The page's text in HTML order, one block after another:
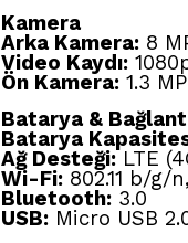
Kamera
Arka Kamera: 8
Video Kaydı:
Ön Kamera: 1.3 MP
Batarya &
Batarya
Ağ Desteği: LTE
Wi-Fi: 802.11 b/g/
Bluetooth: 3.0
USB: Micro USB